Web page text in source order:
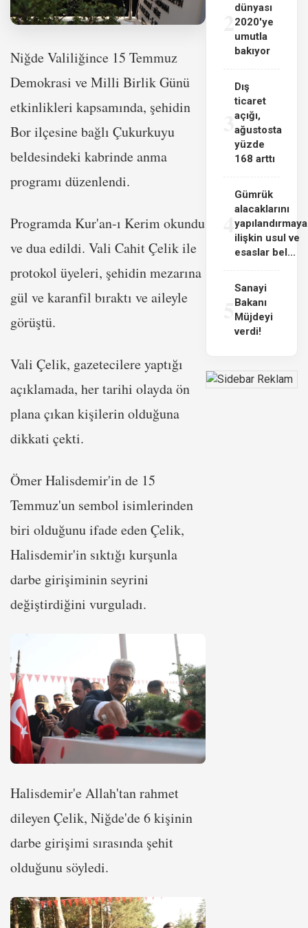
Niğde Valiliğince 15 Temmuz
Demokrasi ve Milli Birlik Günü
etkinlikleri kapsamında, şehidin
Bor ilçesine bağlı Çukurkuyu
beldesindeki kabrinde anma
programı düzenlendi.
Programda Kur'an-ı Kerim okundu
ve dua edildi. Vali Cahit Çelik ile
protokol üyeleri, şehidin mezarına
gül ve karanfil bıraktı ve aileyle
görüştü.
Vali Çelik, gazetecilere yaptığı
açıklamada, her tarihi olayda ön
plana çıkan kişilerin olduğuna
dikkati çekti.
Ömer Halisdemir'in de 15
Temmuz'un sembol isimlerinden
biri olduğunu ifade eden Çelik,
Halisdemir'in sıktığı kurşunla
darbe girişiminin seyrini
değiştirdiğini vurguladı.
Halisdemir'e Allah'tan rahmet
dileyen Çelik, Niğde'de 6 kişinin
darbe girişimi sırasında şehit
olduğunu söyledi.
dünyası
2020'ye
umutla
bakıyor
3
Dış
ticaret
açığı,
ağustosta
yüzde
168 arttı
4
Gümrük
alacaklarını
yapılandırmaya
ilişkin usul ve
esaslar bel...
Sanayi
Bakanı
Müjdeyi
verdi!